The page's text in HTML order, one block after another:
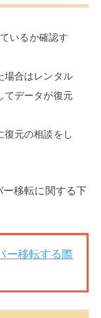
いるか確認す
場合はレンタル
てデータが復元
復元の相談をし
移転に関する下
ー移転する際